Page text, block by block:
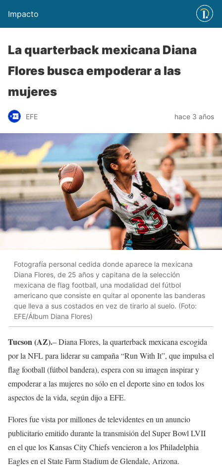
Impacto
La quarterback mexicana Diana
Flores busca empoderar a las
mujeres
EFE hace 3 años
Fotografía personal cedida donde aparece la mexicana
Diana Flores, de 25 años y capitana de la selección
mexicana de flag football, una modalidad del fútbol
americano que consiste en quitar al oponente las banderas
que lleva a sus costados en vez de tirarlo al suelo. (Foto:
EFE/Álbum Diana Flores)
Tucson (AZ).– Diana Flores, la quarterback mexicana escogida
por la NFL para liderar su campaña “Run With It”, que impulsa el
flag football (fútbol bandera), espera con su imagen inspirar y
empoderar a las mujeres no sólo en el deporte sino en todos los
aspectos de la vida, según dijo a EFE.
Flores fue vista por millones de televidentes en un anuncio
publicitario emitido durante la transmisión del Super Bowl LVII
en el que los Kansas City Chiefs vencieron a los Philadelphia
Eagles en el State Farm Stadium de Glendale, Arizona.